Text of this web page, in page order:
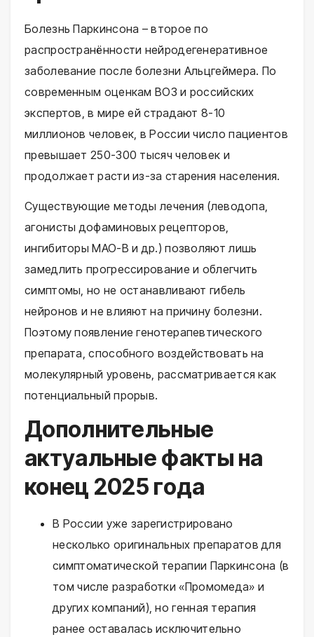
Болезнь Паркинсона – второе по
распространённости нейродегенеративное
заболевание после болезни Альцгеймера. По
современным оценкам ВОЗ и российских
экспертов, в мире ей страдают 8-10
миллионов человек, в России число пациентов
превышает 250-300 тысяч человек и
продолжает расти из-за старения населения.
Существующие методы лечения (леводопа,
агонисты дофаминовых рецепторов,
ингибиторы МАО-В и др.) позволяют лишь
замедлить прогрессирование и облегчить
симптомы, но не останавливают гибель
нейронов и не влияют на причину болезни.
Поэтому появление генотерапевтического
препарата, способного воздействовать на
молекулярный уровень, рассматривается как
потенциальный прорыв.
Дополнительные
актуальные факты на
конец 2025 года
В России уже зарегистрировано
несколько оригинальных препаратов для
симптоматической терапии Паркинсона (в
том числе разработки «Промомеда» и
других компаний), но генная терапия
ранее оставалась исключительно